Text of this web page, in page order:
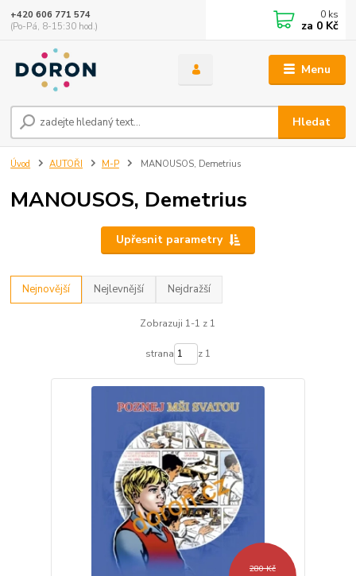
Menu
Hledat
+420 606 771 574
(Po-Pá, 8-15:30 hod.)
0 ks
za 0 Kč
Úvod AUTOŘI M-P MANOUSOS, Demetrius
MANOUSOS, Demetrius
Upřesnit parametry
Nejnovější Nejlevnější Nejdražší
Zobrazuji 1-1 z 1
strana z 1
280 Kč